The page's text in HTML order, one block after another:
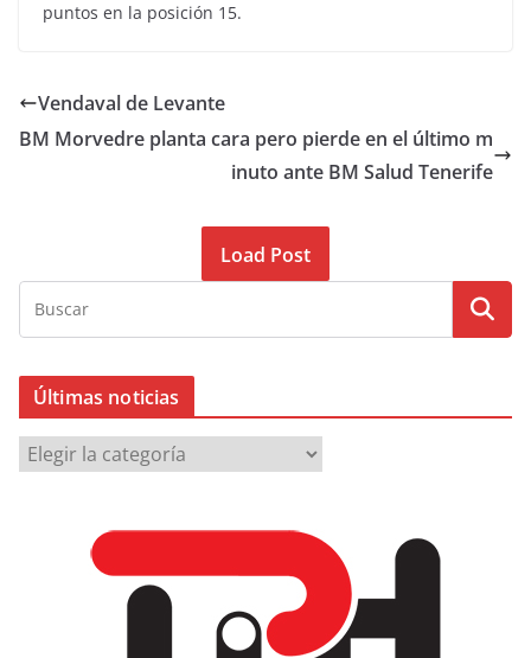
puntos en la posición 15.
Vendaval de Levante
BM Morvedre planta cara pero pierde en el último m
inuto ante BM Salud Tenerife
Load Post
Últimas noticias
Ú
l